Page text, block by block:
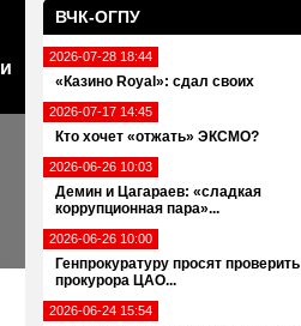
ВЧК-ОГПУ
2026-07-28 18:44
«Казино Royal»: сдал своих
2026-07-17 14:45
Кто хочет «отжать» ЭКСМО?
2026-06-26 10:03
Демин и Цагараев: «сладкая
коррупционная пара»...
2026-06-26 10:00
Генпрокуратуру просят проверить
прокурора ЦАО...
2026-06-24 15:54